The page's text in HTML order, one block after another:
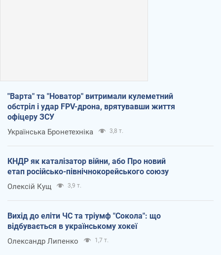
"Варта" та "Новатор" витримали кулеметний
обстріл і удар FPV-дрона, врятувавши життя
офіцеру ЗСУ
Українська Бронетехніка 3,8 т.
КНДР як каталізатор війни, або Про новий
етап російсько-північнокорейського союзу
Олексій Кущ 3,9 т.
Вихід до еліти ЧС та тріумф "Сокола": що
відбувається в українському хокеї
Олександр Липенко 1,7 т.